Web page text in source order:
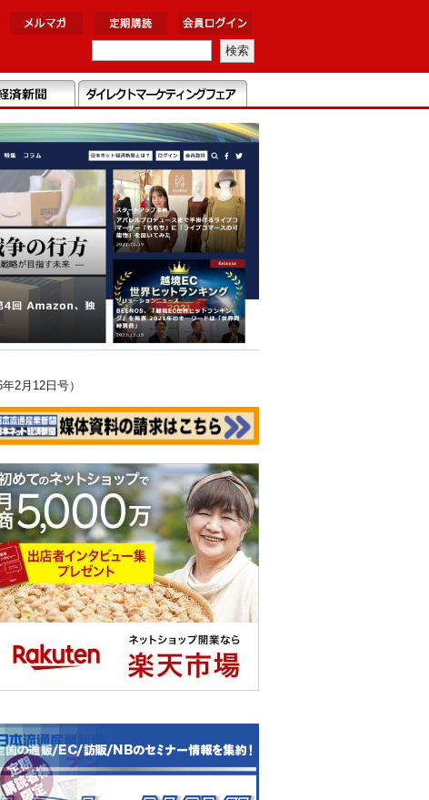
2月12日号）